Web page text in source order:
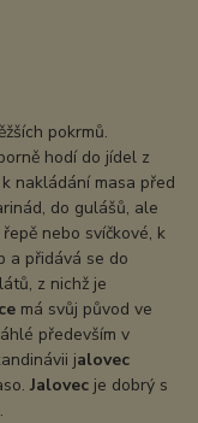
pokrmů.
hodí do jídel z
nakládání masa před
do gulášů, ale
nebo svíčkové, k
a přidává se do
z nichž je
má svůj původ ve
především v
jalovec
Jalovec je dobrý s